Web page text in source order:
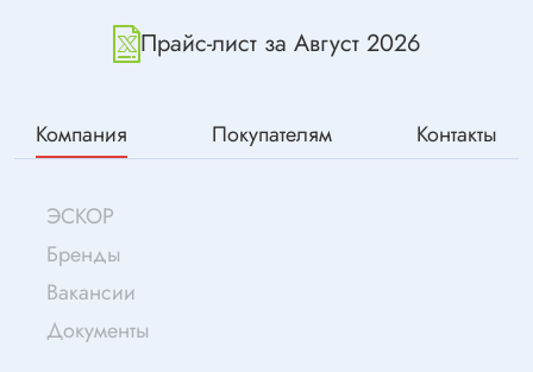
Прайс-лист за Август 2026
Компания Покупателям Контакты
ЭСКОР
Бренды
Вакансии
Документы